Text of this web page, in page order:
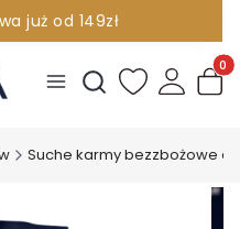
już od 149zł
096 380
Otwórz
Suche karmy bezzbożowe